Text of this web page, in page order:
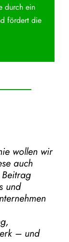
durch ein
fördert die
wollen wir
auch
und
– und